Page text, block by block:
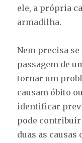
ele, a própria
armadilha.
Nem precisa
passagem de
tornar um
causam óbito
identificar
pode contribuir
duas as